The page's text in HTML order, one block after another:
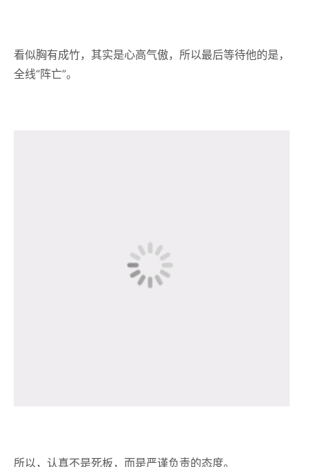
看似胸有成竹，其实是心高气傲，所以最后等待他的是，
全线“阵亡”。
所以，认真不是死板，而是严谨负责的态度。